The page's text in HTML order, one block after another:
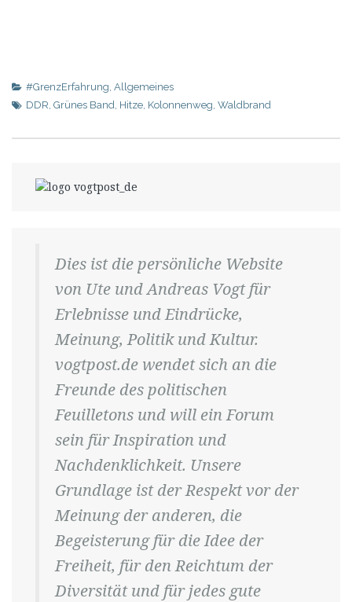
#GrenzErfahrung, Allgemeines
DDR, Grünes Band, Hitze, Kolonnenweg, Waldbrand
Dies ist die persönliche Website
von Ute und Andreas Vogt für
Erlebnisse und Eindrücke,
Meinung, Politik und Kultur.
vogtpost.de wendet sich an die
Freunde des politischen
Feuilletons und will ein Forum
sein für Inspiration und
Nachdenklichkeit. Unsere
Grundlage ist der Respekt vor der
Meinung der anderen, die
Begeisterung für die Idee der
Freiheit, für den Reichtum der
Diversität und für jedes gute